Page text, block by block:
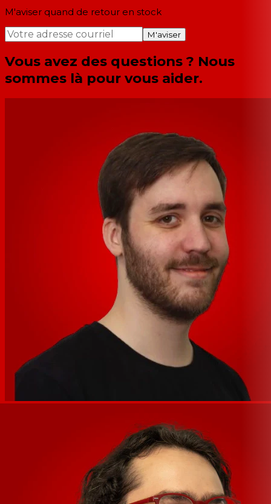
M'aviser quand de retour en stock
M'aviser
Vous avez des questions ? Nous
sommes là pour vous aider.